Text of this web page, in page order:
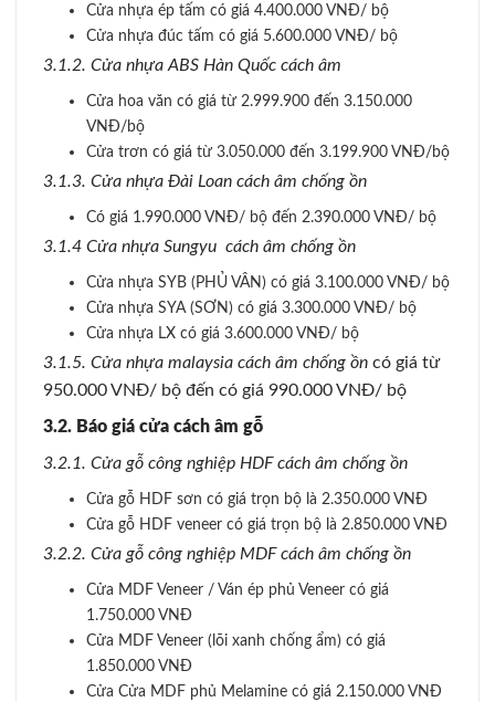
Cửa nhựa ép tấm có giá 4.400.000 VNĐ/ bộ
Cửa nhựa đúc tấm có giá 5.600.000 VNĐ/ bộ
3.1.2. Cửa nhựa ABS Hàn Quốc cách âm
Cửa hoa văn có giá từ 2.999.900 đến 3.150.000
VNĐ/bộ
Cửa trơn có giá từ 3.050.000 đến 3.199.900 VNĐ/bộ
3.1.3. Cửa nhựa Đài Loan cách âm chống ồn
Có giá 1.990.000 VNĐ/ bộ đến 2.390.000 VNĐ/ bộ
3.1.4 Cửa nhựa Sungyu cách âm chống ồn
Cửa nhựa SYB (PHỦ VÂN) có giá 3.100.000 VNĐ/ bộ
Cửa nhựa SYA (SƠN) có giá 3.300.000 VNĐ/ bộ
Cửa nhựa LX có giá 3.600.000 VNĐ/ bộ
3.1.5. Cửa nhựa malaysia cách âm chống ồn có giá từ
950.000 VNĐ/ bộ đến có giá 990.000 VNĐ/ bộ
3.2. Báo giá cửa cách âm gỗ
3.2.1. Cửa gỗ công nghiệp HDF cách âm chống ồn
Cửa gỗ HDF sơn có giá trọn bộ là 2.350.000 VNĐ
Cửa gỗ HDF veneer có giá trọn bộ là 2.850.000 VNĐ
3.2.2. Cửa gỗ công nghiệp MDF cách âm chống ồn
Cửa MDF Veneer / Ván ép phủ Veneer có giá
1.750.000 VNĐ
Cửa MDF Veneer (lõi xanh chống ẩm) có giá
1.850.000 VNĐ
Cửa Cửa MDF phủ Melamine có giá 2.150.000 VNĐ